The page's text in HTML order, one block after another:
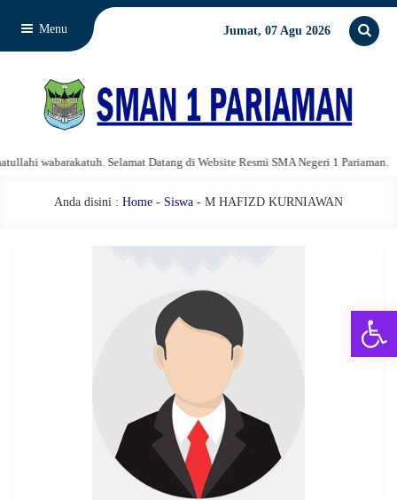
Menu Jumat, 07 Agu 2026
wabarakatuh. Selamat Datang di Website Resmi SMA Negeri 1 Pariaman.
Anda disini : Home - Siswa - M HAFIZD KURNIAWAN